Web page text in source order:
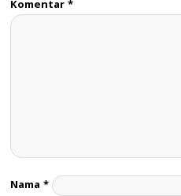
Komentar*
Nama *